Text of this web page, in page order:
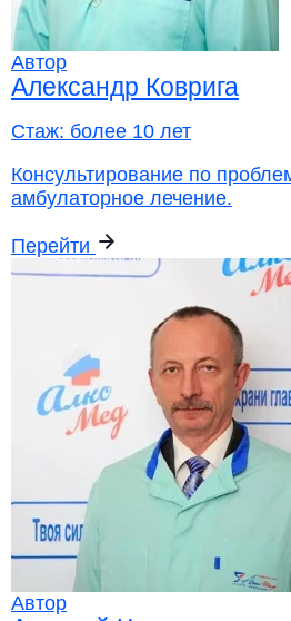
Автор
Александр Коврига
Стаж: более 10 лет
Консультирование по
амбулаторное лечение.
Перейти
Автор